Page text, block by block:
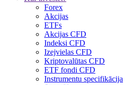
Forex
Akcijas
ETFs
Akcijas CFD
Indeksi CFD
Izejvielas CFD
Kriptovalūtas CFD
ETF fondi CFD
Instrumentu specifikācija